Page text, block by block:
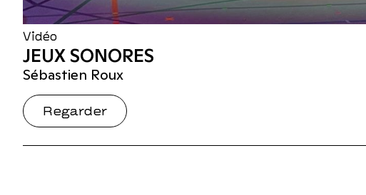
Vidéo
JEUX SONORES
Sébastien Roux
Regarder